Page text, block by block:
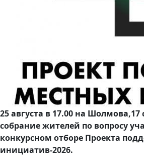
25 августа в 17.00 на Шолмова,17
собрание жителей по вопросу
конкурсном отборе Проекта
инициатив-2026.